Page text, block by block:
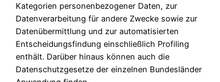
Kategorien personenbezogener Daten, zur
Datenverarbeitung für andere Zwecke sowie zur
Datenübermittlung und zur automatisierten
Entscheidungsfindung einschließlich Profiling
enthält. Darüber hinaus können auch die
Datenschutzgesetze der einzelnen Bundesländer